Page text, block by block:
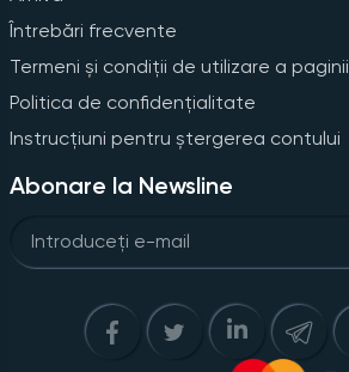
Întrebări frecvente
Termeni și condiții de utilizare a paginii
Politica de confidențialitate
Instrucțiuni pentru ștergerea contului
Abonare la Newsline